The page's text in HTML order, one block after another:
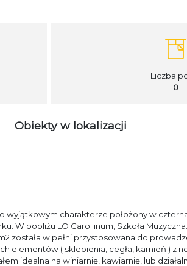
Liczba
0
Obiekty w lokalizacji
wyjątkowym charakterze położony w
W pobliżu LO Carollinum, Szkoła
została w pełni przystosowana do
elementów ( sklepienia, cegła, kamień ) z
idealna na winiarnię, kawiarnię, lub